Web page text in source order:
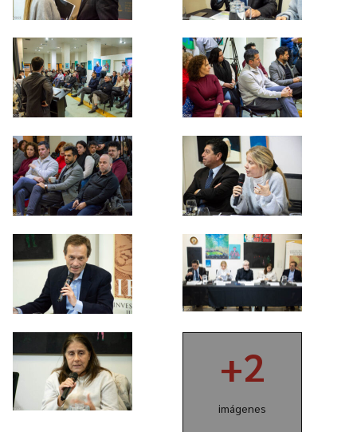
+2
imágenes